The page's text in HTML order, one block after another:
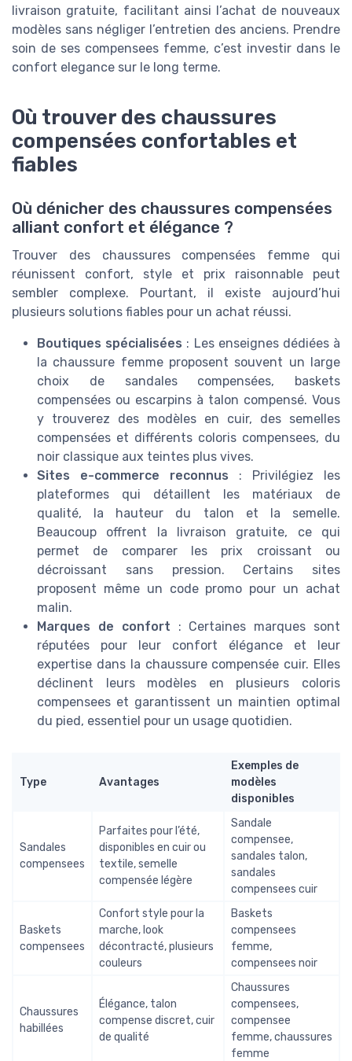
livraison gratuite, facilitant ainsi l’achat de nouveaux
modèles sans négliger l’entretien des anciens. Prendre
soin de ses compensees femme, c’est investir dans le
confort elegance sur le long terme.
Où trouver des chaussures
compensées confortables et
fiables
Où dénicher des chaussures compensées
alliant confort et élégance ?
Trouver des chaussures compensées femme qui
réunissent confort, style et prix raisonnable peut
sembler complexe. Pourtant, il existe aujourd’hui
plusieurs solutions fiables pour un achat réussi.
Boutiques spécialisées : Les enseignes dédiées à
la chaussure femme proposent souvent un large
choix de sandales compensées, baskets
compensées ou escarpins à talon compensé. Vous
y trouverez des modèles en cuir, des semelles
compensées et différents coloris compensees, du
noir classique aux teintes plus vives.
Sites e-commerce reconnus : Privilégiez les
plateformes qui détaillent les matériaux de
qualité, la hauteur du talon et la semelle.
Beaucoup offrent la livraison gratuite, ce qui
permet de comparer les prix croissant ou
décroissant sans pression. Certains sites
proposent même un code promo pour un achat
malin.
Marques de confort : Certaines marques sont
réputées pour leur confort élégance et leur
expertise dans la chaussure compensée cuir. Elles
déclinent leurs modèles en plusieurs coloris
compensees et garantissent un maintien optimal
du pied, essentiel pour un usage quotidien.
Type Avantages
Exemples de
modèles
disponibles
Sandales
compensees
Parfaites pour l’été,
disponibles en cuir ou
textile, semelle
compensée légère
Sandale
compensee,
sandales talon,
sandales
compensees cuir
Baskets
compensees
Confort style pour la
marche, look
décontracté, plusieurs
couleurs
Baskets
compensees
femme,
compensees noir
Chaussures
habillées
Élégance, talon
compense discret, cuir
de qualité
Chaussures
compensees,
compensee
femme, chaussures
femme